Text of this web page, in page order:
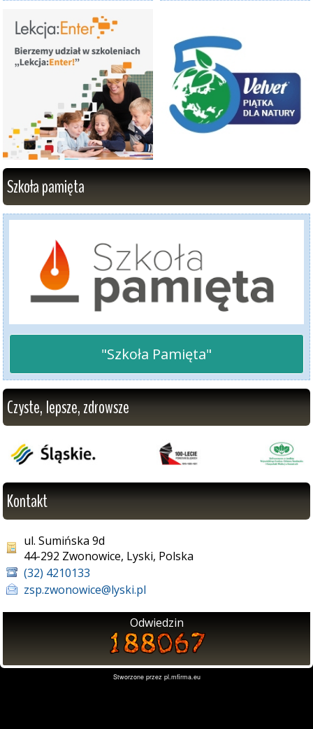
Szkoła pamięta
"Szkoła Pamięta"
Czyste, lepsze, zdrowsze
Kontakt
ul. Sumińska 9d
44-292 Zwonowice, Lyski, Polska
(32) 4210133
zsp.zwonowice@lyski.pl
Odwiedzin
Stworzone przez pl.mfirma.eu